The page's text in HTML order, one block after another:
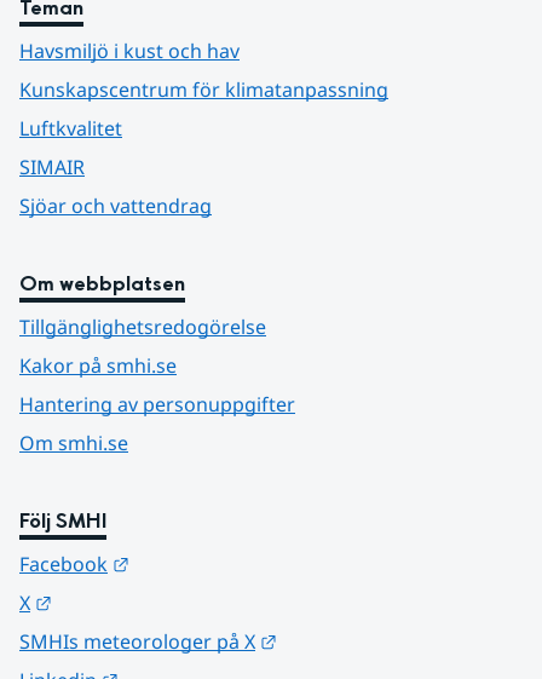
Teman
Havsmiljö i kust och hav
Kunskapscentrum för klimatanpassning
Luftkvalitet
SIMAIR
Sjöar och vattendrag
Om webbplatsen
Tillgänglighetsredogörelse
Kakor på smhi.se
Hantering av personuppgifter
Om smhi.se
Följ SMHI
Facebook
X
SMHIs meteorologer på X